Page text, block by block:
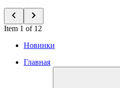
Item 1 of 12
Новинки
Главная